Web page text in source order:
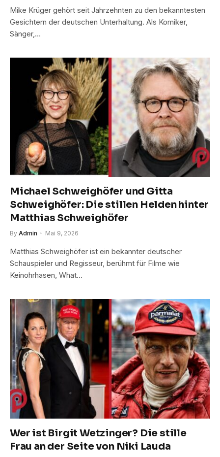
Mike Krüger gehört seit Jahrzehnten zu den bekanntesten
Gesichtern der deutschen Unterhaltung. Als Komiker,
Sänger,…
Michael Schweighöfer und Gitta
Schweighöfer: Die stillen Helden hinter
Matthias Schweighöfer
By Admin Mai 9, 2026
Matthias Schweighöfer ist ein bekannter deutscher
Schauspieler und Regisseur, berühmt für Filme wie
Keinohrhasen, What…
Wer ist Birgit Wetzinger? Die stille
Frau an der Seite von Niki Lauda